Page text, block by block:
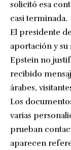
solicitó esa
casi terminada.
El presidente
aportación y su
Epstein no
recibido
árabes,
Los
varias
prueban
aparecen